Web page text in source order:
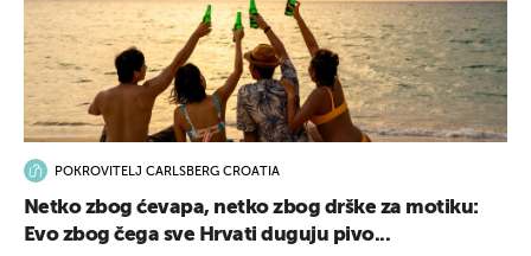
POKROVITELJ CARLSBERG CROATIA
Netko zbog ćevapa, netko zbog drške za motiku:
Evo zbog čega sve Hrvati duguju pivo...